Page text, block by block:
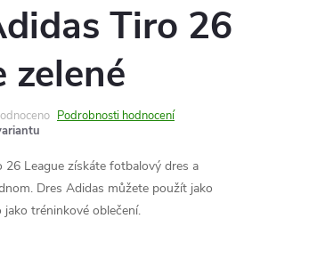
Tiro 26
zelené
Podrobnosti hodnocení
26 League získáte fotbalový dres a
Dres Adidas můžete použít jako
tréninkové oblečení.